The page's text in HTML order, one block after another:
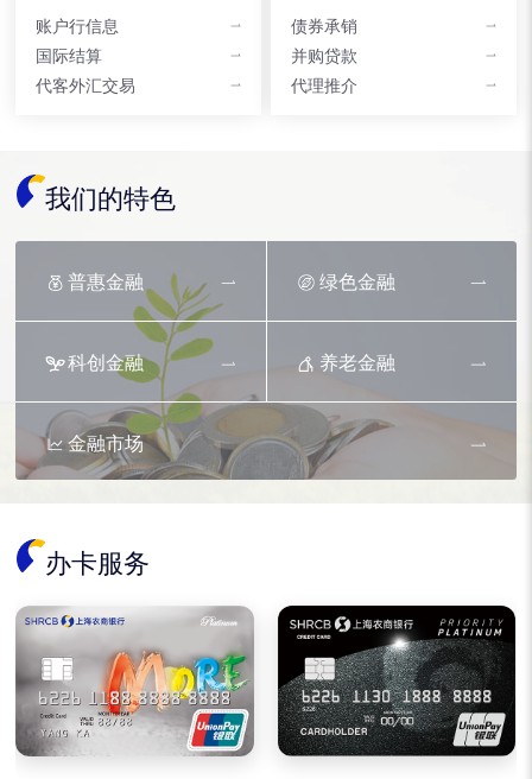
账户行信息
国际结算
代客外汇交易
债券承销
并购贷款
代理推介
我们的特色
普惠金融 绿色金融
科创金融 养老金融
金融市场
办卡服务